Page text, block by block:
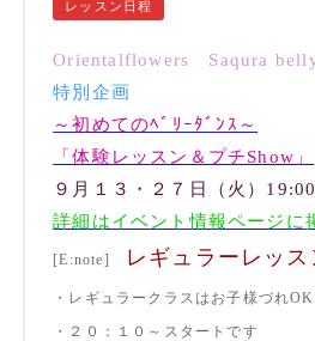
レッスン日程
Orientalflowers Saqura
特別企画
～初めてのﾍﾞﾘｰﾀﾞﾝｽ～
「体験レッスン＆プチShow」
９月１３・２７日（火）
詳細はイベント情報ページに
[E:note] レギュラーレッ
・レギュラークラスはお子様づれ
・２０：１０～スタートです